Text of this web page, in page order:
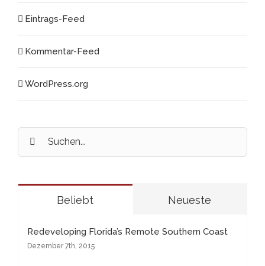
Eintrags-Feed
Kommentar-Feed
WordPress.org
Suche
nach:
Beliebt Neueste
Redeveloping Florida’s Remote Southern Coast
Dezember 7th, 2015